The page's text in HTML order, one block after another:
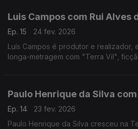
Luis Campos com Rui Alves
Ep. 15
24 fev. 2026
Luís Campos é produtor e realizador,
longa-metragem com "Terra Vil",
Paulo Henrique da Silva
Ep. 14
23 fev. 2026
Paulo Henrique da Silva cresceu na